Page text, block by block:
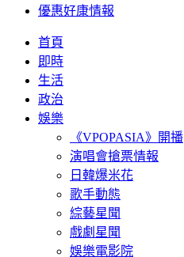
優惠好康情報
首頁
即時
生活
政治
娛樂
《VPOPASIA》開播
演唱會搶票情報
日韓爆米花
歌手動態
綜藝星聞
戲劇星聞
娛樂電影院